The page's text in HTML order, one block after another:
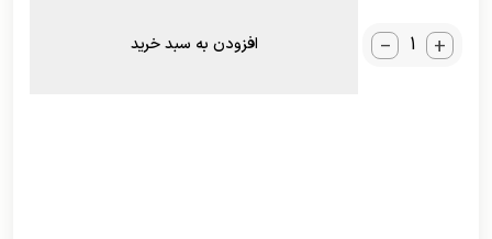
_ + افزودن به سبد خرید